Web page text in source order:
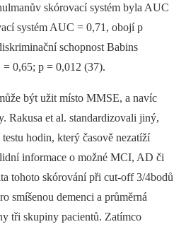
skórovací systém byla AUC
systém AUC = 0,71, obojí p
schopnost Babins
0,65; p = 0,012 (37).
být užit místo MMSE, a navíc
Rakusa et al. standardizovali jiný,
hodin, který časově nezatíží
informace o možné MCI, AD či
tohoto skórování při cut-off 3/4bodů
smíšenou demenci a průměrná
tři skupiny pacientů. Zatímco